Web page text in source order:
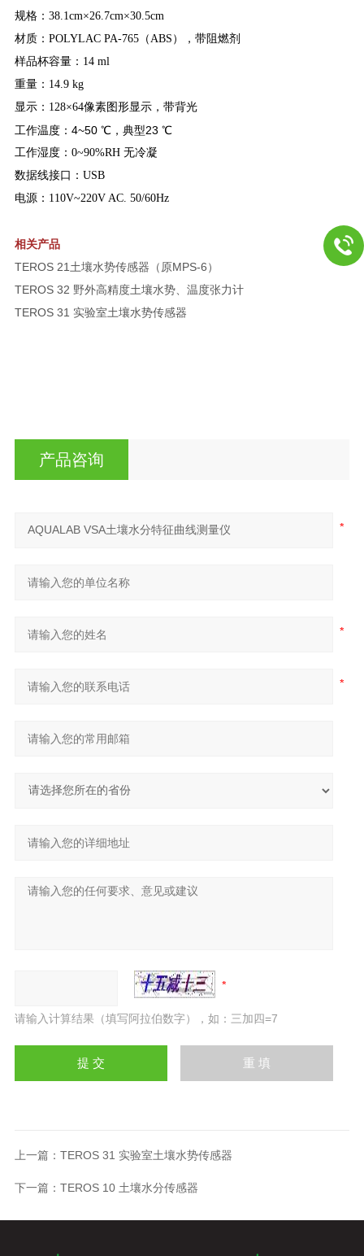
规格：38.1cm×26.7cm×30.5cm
材质：POLYLAC PA-765（ABS），带阻燃剂
样品杯容量：14 ml
重量：14.9 kg
显示：128×64像素图形显示，带背光
工作温度：4~50 ℃，典型23 ℃
工作湿度：0~90%RH 无冷凝
数据线接口：USB
电源：110V~220V AC. 50/60Hz
相关产品
TEROS 21土壤水势传感器（原MPS-6）
TEROS 32 野外高精度土壤水势、温度张力计
TEROS 31 实验室土壤水势传感器
产品咨询
请输入计算结果（填写阿拉伯数字），如：三加四=7
上一篇： TEROS 31 实验室土壤水势传感器
下一篇： TEROS 10 土壤水分传感器